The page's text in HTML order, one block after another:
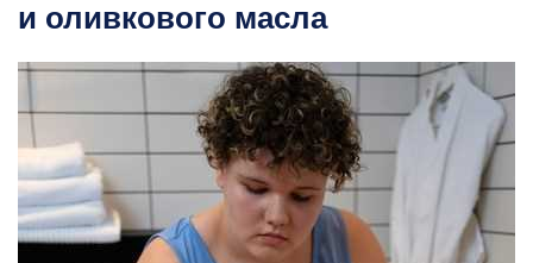
и оливкового масла